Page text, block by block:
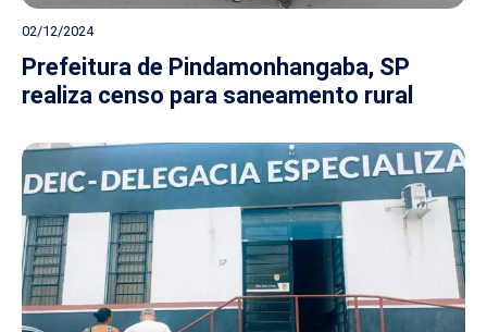
02/12/2024
Prefeitura de Pindamonhangaba, SP
realiza censo para saneamento rural